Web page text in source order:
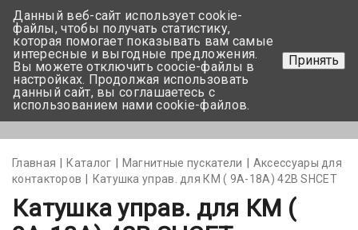
+375 17-350-99-56
+375 44-752-82-08
Задать вопрос
Главная Каталог Магнитные пускатели
Аксессуары для
контакторов
Катушка управ. для КМ ( 9А-18А) 42В SHCET
Катушка управ. для КМ (
Данный веб-сайт использует cookie-
файлы, чтобы получать статистику,
которая помогает показывать вам самые
интересные и выгодные предложения.
Вы можете отключить coocie-файлы в
настройках. Продолжая использовать
данный сайт, вы соглашаетесь с
использованием нами cookie-файлов.
Принять